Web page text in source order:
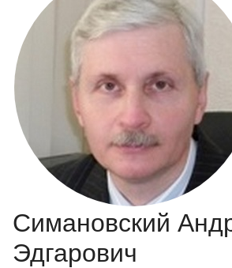
КЛЮЧЕВЫЕ
Регистрация
Симановский
Эдгарович